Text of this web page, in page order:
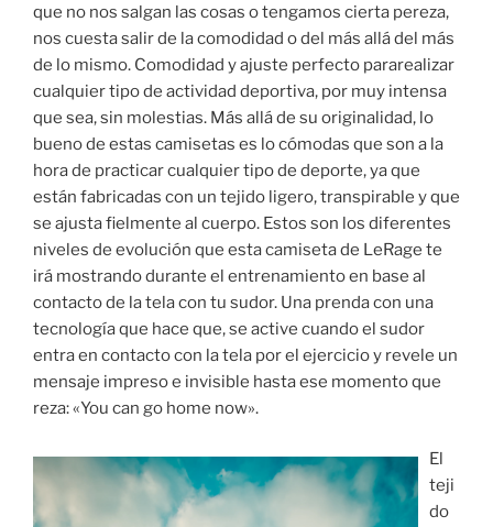
que no nos salgan las cosas o tengamos cierta pereza,
nos cuesta salir de la comodidad o del más allá del más
de lo mismo. Comodidad y ajuste perfecto pararealizar
cualquier tipo de actividad deportiva, por muy intensa
que sea, sin molestias. Más allá de su originalidad, lo
bueno de estas camisetas es lo cómodas que son a la
hora de practicar cualquier tipo de deporte, ya que
están fabricadas con un tejido ligero, transpirable y que
se ajusta fielmente al cuerpo. Estos son los diferentes
niveles de evolución que esta camiseta de LeRage te
irá mostrando durante el entrenamiento en base al
contacto de la tela con tu sudor. Una prenda con una
tecnología que hace que, se active cuando el sudor
entra en contacto con la tela por el ejercicio y revele un
mensaje impreso e invisible hasta ese momento que
reza: «You can go home now».
El
teji
do